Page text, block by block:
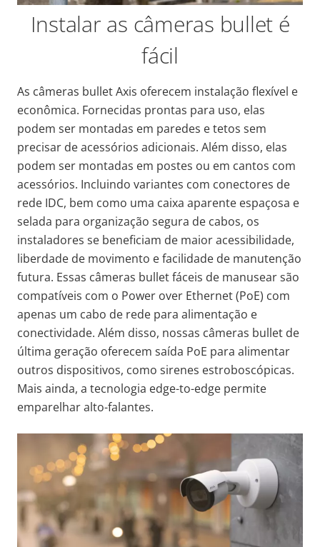
Instalar as câmeras bullet é
fácil
As câmeras bullet Axis oferecem instalação flexível e
econômica. Fornecidas prontas para uso, elas
podem ser montadas em paredes e tetos sem
precisar de acessórios adicionais. Além disso, elas
podem ser montadas em postes ou em cantos com
acessórios. Incluindo variantes com conectores de
rede IDC, bem como uma caixa aparente espaçosa e
selada para organização segura de cabos, os
instaladores se beneficiam de maior acessibilidade,
liberdade de movimento e facilidade de manutenção
futura. Essas câmeras bullet fáceis de manusear são
compatíveis com o Power over Ethernet (PoE) com
apenas um cabo de rede para alimentação e
conectividade. Além disso, nossas câmeras bullet de
última geração oferecem saída PoE para alimentar
outros dispositivos, como sirenes estroboscópicas.
Mais ainda, a tecnologia edge-to-edge permite
emparelhar alto-falantes.